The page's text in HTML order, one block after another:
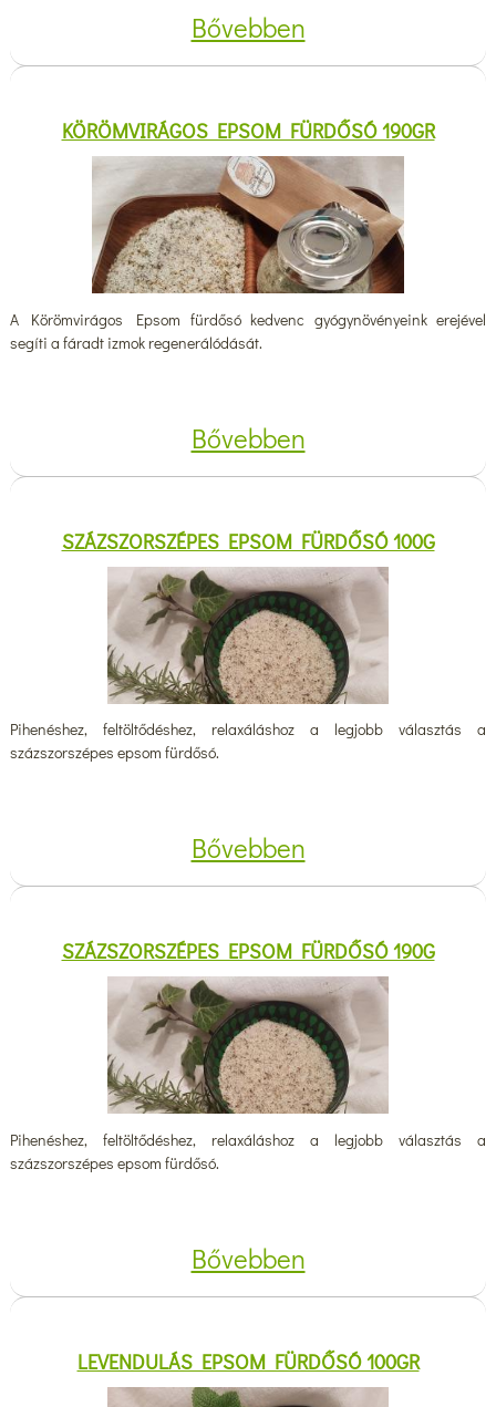
Bővebben
KÖRÖMVIRÁGOS EPSOM FÜRDŐSÓ 190GR
A Körömvirágos Epsom fürdősó kedvenc gyógynövényeink erejével
segíti a fáradt izmok regenerálódását.
Bővebben
SZÁZSZORSZÉPES EPSOM FÜRDŐSÓ 100G
Pihenéshez, feltöltődéshez, relaxáláshoz a legjobb választás a
százszorszépes epsom fürdősó.
Bővebben
SZÁZSZORSZÉPES EPSOM FÜRDŐSÓ 190G
Pihenéshez, feltöltődéshez, relaxáláshoz a legjobb választás a
százszorszépes epsom fürdősó.
Bővebben
LEVENDULÁS EPSOM FÜRDŐSÓ 100GR